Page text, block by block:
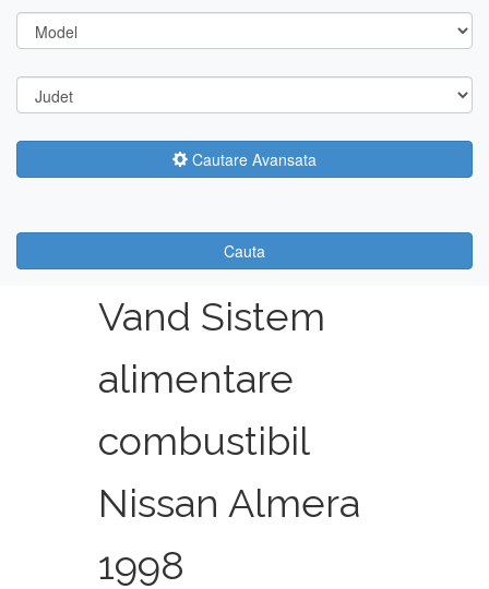
Cautare Avansata
Cauta
Vand Sistem
alimentare
combustibil
Nissan Almera
1998